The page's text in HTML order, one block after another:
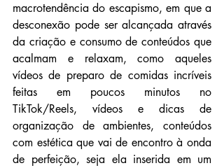
macrotendência do escapismo, em que a
desconexão pode ser alcançada através
da criação e consumo de conteúdos que
acalmam e relaxam, como aqueles
vídeos de preparo de comidas incríveis
feitas em poucos minutos no
TikTok/Reels, vídeos e dicas de
organização de ambientes, conteúdos
com estética que vai de encontro à onda
de perfeição, seja ela inserida em um